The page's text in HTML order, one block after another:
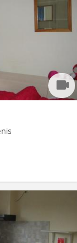
VOIR: notre
willemart. eu
de votre navigateur)
les contrats
ou 12 mois. Pour...
KL 7022
en plein centre ville.
des arrêts de bus.